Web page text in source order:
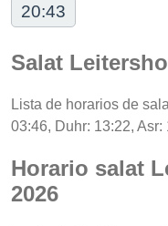
20:43
Salat
Lista de horarios de
03:46, Duhr: 13:22,
Horario salat
2026